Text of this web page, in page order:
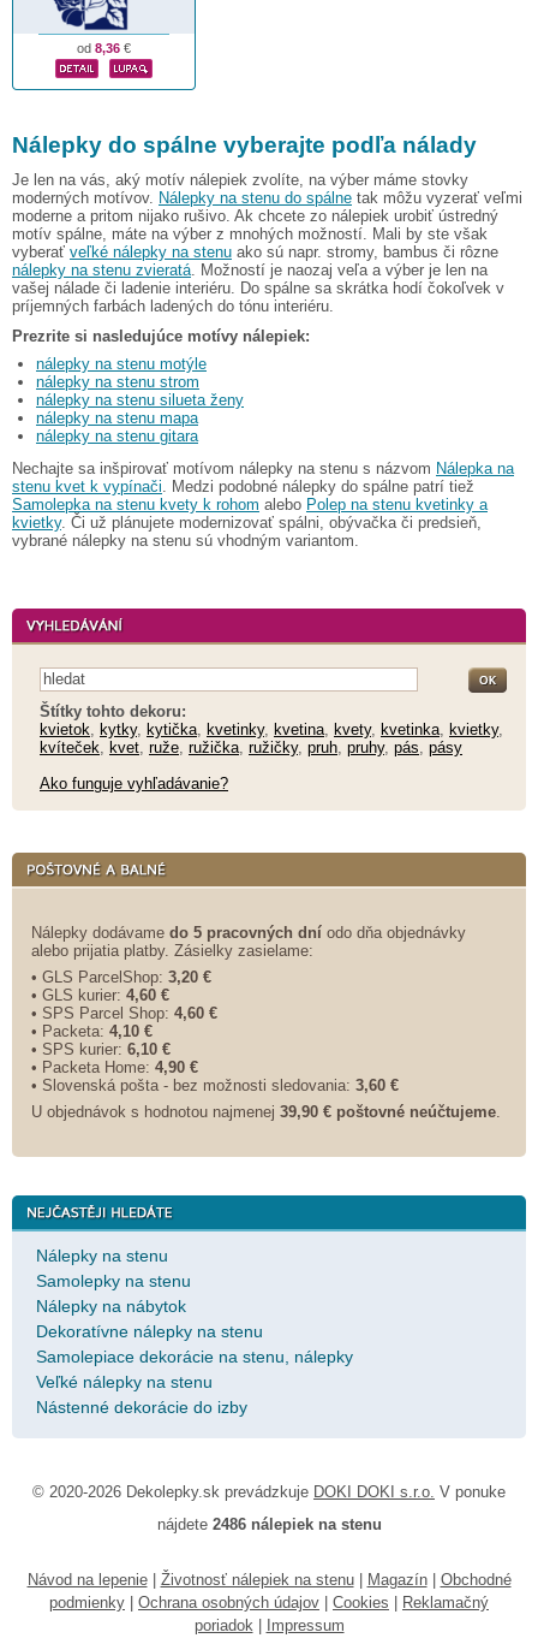
od 8,36 €
Nálepky do spálne vyberajte podľa nálady
Je len na vás, aký motív nálepiek zvolíte, na výber máme stovky
moderných motívov. Nálepky na stenu do spálne tak môžu vyzerať veľmi
moderne a pritom nijako rušivo. Ak chcete zo nálepiek urobiť ústredný
motív spálne, máte na výber z mnohých možností. Mali by ste však
vyberať veľké nálepky na stenu ako sú napr. stromy, bambus či rôzne
nálepky na stenu zvieratá. Možností je naozaj veľa a výber je len na
vašej nálade či ladenie interiéru. Do spálne sa skrátka hodí čokoľvek v
príjemných farbách ladených do tónu interiéru.
Prezrite si nasledujúce motívy nálepiek:
nálepky na stenu motýle
nálepky na stenu strom
nálepky na stenu silueta ženy
nálepky na stenu mapa
nálepky na stenu gitara
Nechajte sa inšpirovať motívom nálepky na stenu s názvom Nálepka na
stenu kvet k vypínači. Medzi podobné nálepky do spálne patrí tiež
Samolepka na stenu kvety k rohom alebo Polep na stenu kvetinky a
kvietky. Či už plánujete modernizovať spálni, obývačka či predsieň,
vybrané nálepky na stenu sú vhodným variantom.
Štítky tohto dekoru:
kvietok, kytky, kytička, kvetinky, kvetina, kvety, kvetinka, kvietky,
kvíteček, kvet, ruže, ružička, ružičky, pruh, pruhy, pás, pásy
Ako funguje vyhľadávanie?
Nálepky dodávame do 5 pracovných dní odo dňa objednávky
alebo prijatia platby. Zásielky zasielame:
• GLS ParcelShop: 3,20 €
• GLS kurier: 4,60 €
• SPS Parcel Shop: 4,60 €
• Packeta: 4,10 €
• SPS kurier: 6,10 €
• Packeta Home: 4,90 €
• Slovenská pošta - bez možnosti sledovania: 3,60 €
U objednávok s hodnotou najmenej 39,90 € poštovné neúčtujeme.
Nálepky na stenu
Samolepky na stenu
Nálepky na nábytok
Dekoratívne nálepky na stenu
Samolepiace dekorácie na stenu, nálepky
Veľké nálepky na stenu
Nástenné dekorácie do izby
© 2020-2026 Dekolepky.sk prevádzkuje DOKI DOKI s.r.o. V ponuke
nájdete 2486 nálepiek na stenu
Návod na lepenie| Životnosť nálepiek na stenu| Magazín| Obchodné
podmienky
Ochrana osobných údajov Cookies
Reklamačný
poriadok|
Impressum